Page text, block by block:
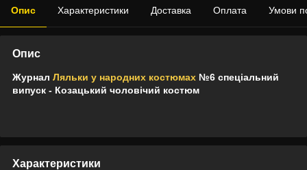
Опис Характеристики Доставка Оплата Умови
Опис
Журнал Ляльки у народних костюмах №6 спеціальний
випуск - Козацький чоловічий костюм
Характеристики